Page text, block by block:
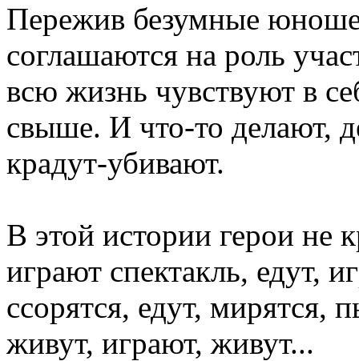
Пережив безумные
соглашаются на роль
всю жизнь чувствуют в
свыше. И что-то делают,
крадут-убивают.
В этой истории герои не
играют спектакль, едут,
ссорятся, едут, мирятся,
живут, играют, живут...